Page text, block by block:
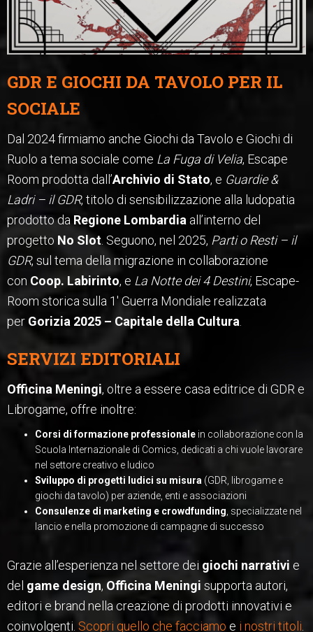
GDR E GIOCHI DA TAVOLO PER IL
SOCIALE
Dal 2024firmiamo anche Giochi da Tavolo e Giochi di
Ruolo a tema sociale come La Fuga di Velia, Escape
Room prodotta dall’Archivio di Stato, e Guardie &
Ladri – il GDR, titolo di sensibilizzazione alla ludopatia
prodotto da Regione Lombardia all’interno del
progetto No Slot . Seguono, nel 2025, Parti o Resti – il
GDR, sul tema della migrazione in collaborazione
con Coop. Labirinto, e La Notte dei 4 Destini, Escape-
Room storica sulla 1′ Guerra Mondiale realizzata
per Gorizia 2025 – Capitale della Cultura
SERVIZI EDITORIALI
Officina Meningi, oltre a essere casa editrice di GDR e
Librogame, offre inoltre:
Corsi di formazione professionale in collaborazione con la
Scuola Internazionale di Comics, dedicati a chi vuole lavorare
nel settore creativo e ludico
Sviluppo di progetti ludici su misura (GDR, librogame e
giochi da tavolo) per aziende, enti e associazioni
Consulenze di marketing e crowdfunding , specializzate nel
lancio e nella promozione di campagne di successo
Grazie all’esperienza nel settore dei giochi narrativi e
del game design, Officina Meningi supporta autori,
editori e brand nella creazione di prodotti innovativi e
coinvolgenti. Scopri quello che facciamo e i nostri titoli